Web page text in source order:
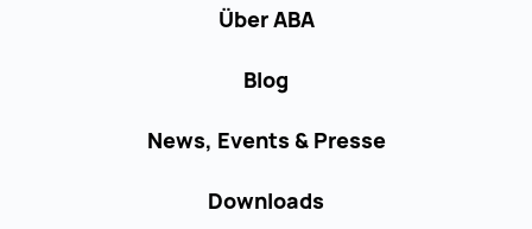
Über ABA
Blog
News, Events & Presse
Downloads